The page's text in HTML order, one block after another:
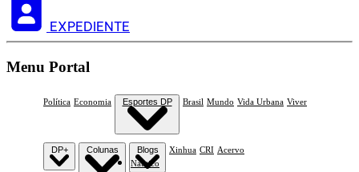
EXPEDIENTE
Menu Portal
Política Economia Esportes DP
Náutico
Brasil Mundo Vida Urbana Viver
DP+ Colunas Blogs Xinhua CRI Acervo